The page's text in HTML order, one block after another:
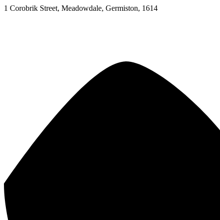
1 Corobrik Street, Meadowdale, Germiston, 1614